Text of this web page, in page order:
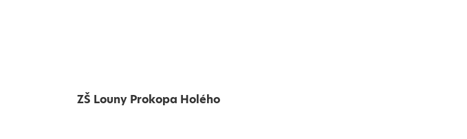
ZŠ Louny Prokopa Holého